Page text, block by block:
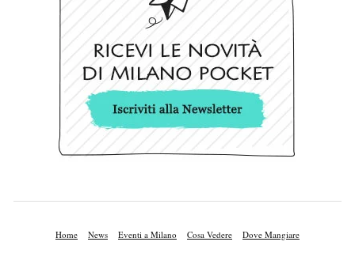
Home News Eventi a Milano Cosa Vedere Dove Mangiare